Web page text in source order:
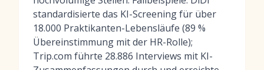
standardisierte das KI-Screening für über
18.000 Praktikanten-Lebensläufe (89 %
Übereinstimmung mit der HR-Rolle);
Trip.com führte 28.886 Interviews mit KI-